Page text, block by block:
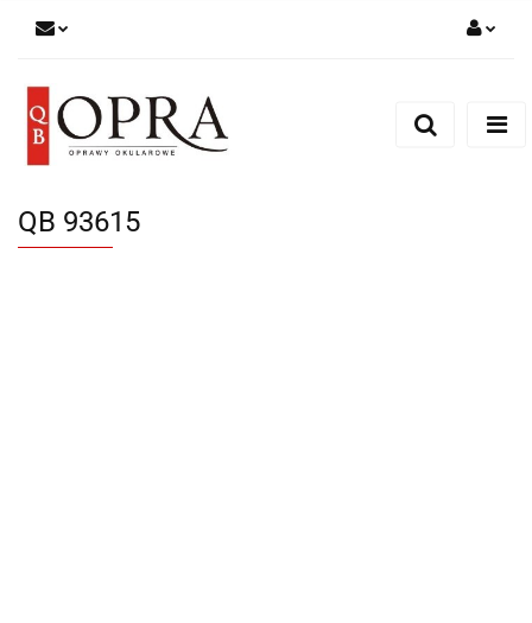
Zarejestruj się
QB 93615